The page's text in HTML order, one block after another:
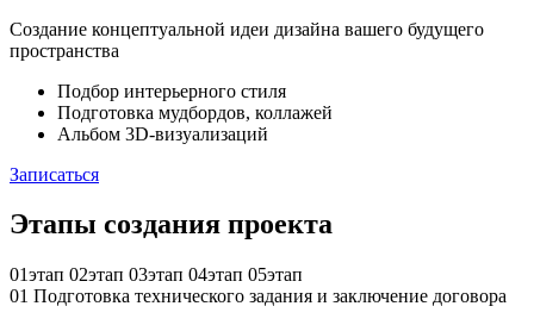
Создание концептуальной идеи дизайна вашего будущего
пространства
Подбор интерьерного стиля
Подготовка мудбордов, коллажей
Альбом 3D-визуализаций
Записаться
Этапы создания проекта
01этап 02этап 03этап 04этап 05этап
01 Подготовка технического задания и заключение договора